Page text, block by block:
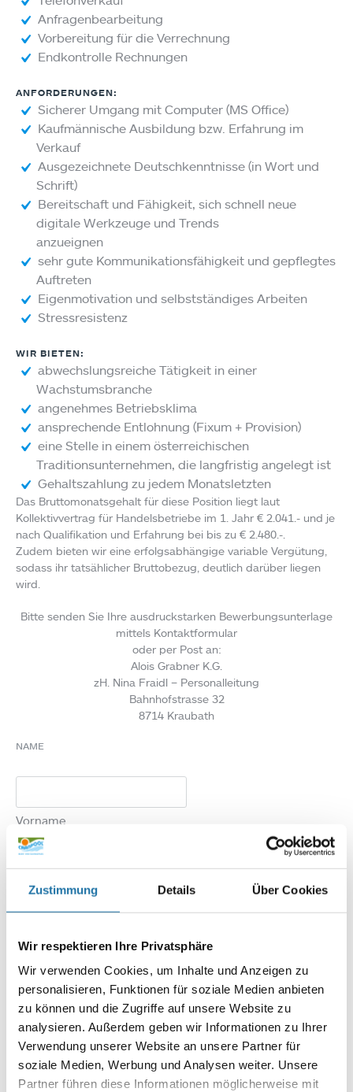
Zustimmung Details Über Cookies
Wir respektieren Ihre Privatsphäre
Wir verwenden Cookies, um Inhalte und Anzeigen zu
personalisieren, Funktionen für soziale Medien anbieten
zu können und die Zugriffe auf unsere Website zu
analysieren. Außerdem geben wir Informationen zu Ihrer
Verwendung unserer Website an unsere Partner für
soziale Medien, Werbung und Analysen weiter. Unsere
Partner führen diese Informationen möglicherweise mit
Anfragenbearbeitung
Vorbereitung für die Verrechnung
Endkontrolle Rechnungen
ANFORDERUNGEN:
Sicherer Umgang mit Computer (MS Office)
Kaufmännische Ausbildung bzw. Erfahrung im
Verkauf
Ausgezeichnete Deutschkenntnisse (in Wort und
Schrift)
Bereitschaft und Fähigkeit, sich schnell neue
digitale Werkzeuge und Trends
anzueignen
sehr gute Kommunikationsfähigkeit und gepflegtes
Auftreten
Eigenmotivation und selbstständiges Arbeiten
Stressresistenz
WIR BIETEN:
abwechslungsreiche Tätigkeit in einer
Wachstumsbranche
angenehmes Betriebsklima
ansprechende Entlohnung (Fixum + Provision)
eine Stelle in einem österreichischen
Traditionsunternehmen, die langfristig angelegt ist
Gehaltszahlung zu jedem Monatsletzten
Das Bruttomonatsgehalt für diese Position liegt laut
Kollektivvertrag für Handelsbetriebe im 1. Jahr € 2.041.- und je
nach Qualifikation und Erfahrung bei bis zu € 2.480.-.
Zudem bieten wir eine erfolgsabhängige variable Vergütung,
sodass ihr tatsählicher Bruttobezug, deutlich darüber liegen
wird.
Bitte senden Sie Ihre ausdruckstarken Bewerbungsunterlage
mittels Kontaktformular
oder per Post an:
Alois Grabner K.G.
zH. Nina Fraidl – Personalleitung
Bahnhofstrasse 32
8714 Kraubath
NAME
Vorname
ANSCHRIFT